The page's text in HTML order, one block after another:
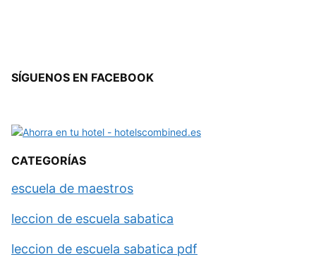
SÍGUENOS EN FACEBOOK
CATEGORÍAS
escuela de maestros
leccion de escuela sabatica
leccion de escuela sabatica pdf